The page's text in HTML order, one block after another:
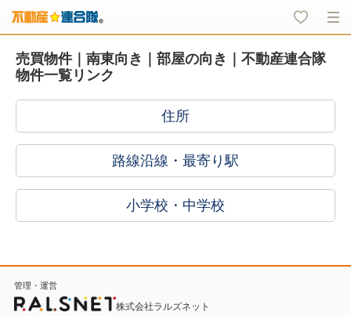
売買物件｜南東向き｜部屋の向き｜不動産連合隊
物件一覧リンク
住所
路線沿線・最寄り駅
小学校・中学校
管理・運営
株式会社ラルズネット